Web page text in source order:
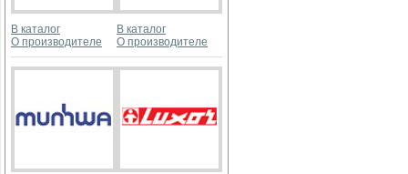
В каталог
О производителе
В каталог
О производителе